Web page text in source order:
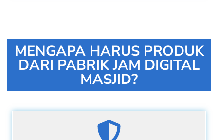
MENGAPA HARUS PRODUK
DARI PABRIK JAM DIGITAL
MASJID?